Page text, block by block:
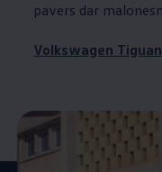
pavers dar
Volkswagen